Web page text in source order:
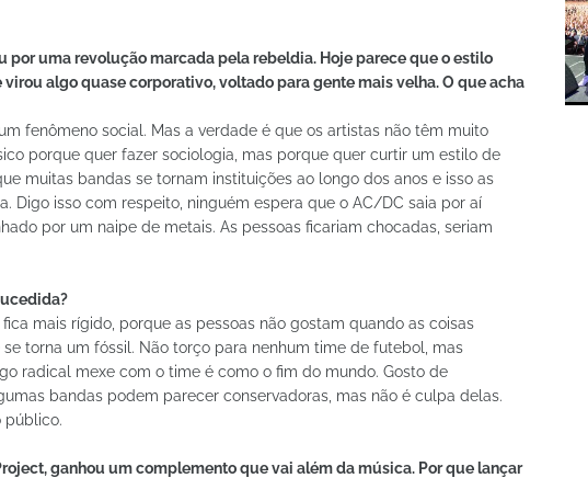
por uma revolução marcada pela rebeldia. Hoje parece que o estilo
algo quase corporativo, voltado para gente mais velha. O que acha
fenômeno social. Mas a verdade é que os artistas não têm muito
porque quer fazer sociologia, mas porque quer curtir um estilo de
muitas bandas se tornam instituições ao longo dos anos e isso as
Digo isso com respeito, ninguém espera que o AC/DC saia por aí
por um naipe de metais. As pessoas ficariam chocadas, seriam
mais rígido, porque as pessoas não gostam quando as coisas
torna um fóssil. Não torço para nenhum time de futebol, mas
radical mexe com o time é como o fim do mundo. Gosto de
bandas podem parecer conservadoras, mas não é culpa delas.
público.
ganhou um complemento que vai além da música. Por que lançar